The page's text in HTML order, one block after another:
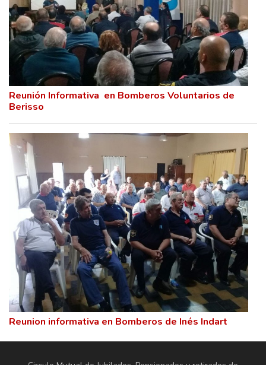
Reunión Informativa en Bomberos Voluntarios de
Berisso
Reunion informativa en Bomberos de Inés Indart